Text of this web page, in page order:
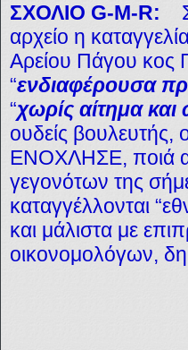
ΣΧΟΛΙΟ G-M-R:
αρχείο η
Αρείου Πάγου κος
“ενδιαφέρουσα
“χωρίς αίτημα
ουδείς βουλευτής,
ΕΝΟΧΛΗΣΕ, ποιά
γεγονότων της
καταγγέλλονται
και μάλιστα με
οικονομολόγων,